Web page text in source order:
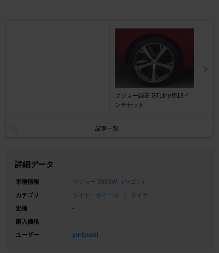
プジョー純正 GTLine用18イ
ンチセット
記事一覧
詳細データ
車種情報
プジョー 308SW （ワゴン）
カテゴリ
タイヤ・ホイール
タイヤ
定価
-
購入価格
-
ユーザー
yuriyuuki